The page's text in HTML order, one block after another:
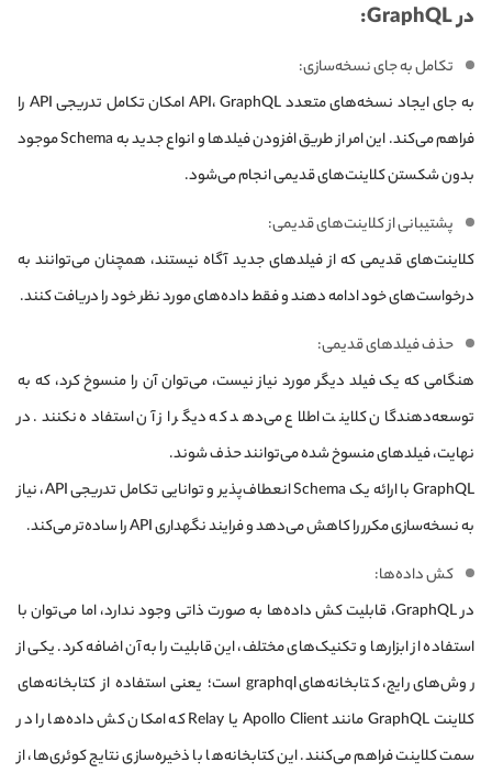
در GraphQL:
تکامل به جای نسخه‌سازی:
به جای ایجاد نسخه‌های متعدد API، GraphQL امکان تکامل تدریجی API را
فراهم می‌کند. این امر از طریق افزودن فیلدها و انواع جدید به Schema موجود
بدون شکستن کلاینت‌های قدیمی انجام می‌شود.
پشتیبانی از کلاینت‌های قدیمی:
کلاینت‌های قدیمی که از فیلدهای جدید آگاه نیستند، همچنان می‌توانند به
درخواست‌های خود ادامه دهند و فقط داده‌های مورد نظر خود را دریافت کنند.
حذف فیلدهای قدیمی:
هنگامی که یک فیلد دیگر مورد نیاز نیست، می‌توان آن را منسوخ کرد، که به
توسعه‌دهندگان کلاینت اطلاع می‌دهد که دیگر از آن استفاده نکنند. در
نهایت، فیلدهای منسوخ شده می‌توانند حذف شوند.
GraphQL با ارائه یک Schema انعطاف‌پذیر و توانایی تکامل تدریجی API، نیاز
به نسخه‌سازی مکرر را کاهش می‌دهد و فرایند نگهداری API را ساده‌تر می‌کند.
کش داده‌ها:
در GraphQL، قابلیت کش داده‌ها به صورت ذاتی وجود ندارد، اما می‌توان با
استفاده از ابزارها و تکنیک‌های مختلف، این قابلیت را به آن اضافه کرد. یکی از
روش‌های رایج، کتابخانه‌های graphql است؛ یعنی استفاده از کتابخانه‌های
کلاینت GraphQL مانند Apollo Client یا Relay که امکان کش داده‌ها را در
سمت کلاینت فراهم می‌کنند. این کتابخانه‌ها با ذخیره‌سازی نتایج کوئری‌ها، از